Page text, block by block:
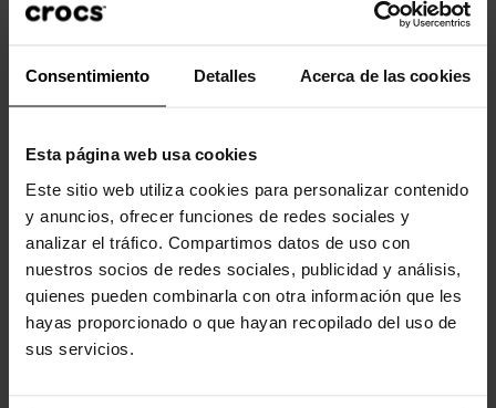
Consentimiento Detalles Acerca de las cookies
Esta página web usa cookies
Este sitio web utiliza cookies para personalizar contenido
y anuncios, ofrecer funciones de redes sociales y
analizar el tráfico. Compartimos datos de uso con
nuestros socios de redes sociales, publicidad y análisis,
quienes pueden combinarla con otra información que les
hayas proporcionado o que hayan recopilado del uso de
sus servicios.
- La icónica comodidad Crocs Comfort™: Ligero. Flexible.
producto también han comprado:
-20%